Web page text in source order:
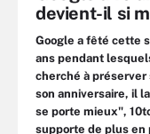
devient-il si
Google a fêté cette
ans pendant
cherché à préserver
son anniversaire, il
se porte mieux",
supporte de plus en